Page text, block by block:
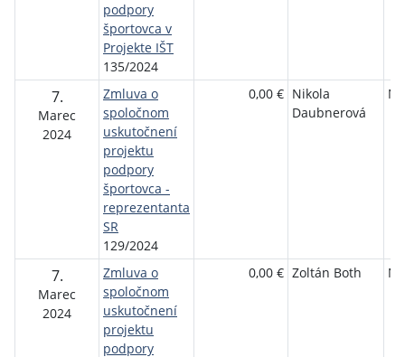
podpory
športovca v
Projekte IŠT
135/2024
7.
Marec
2024
Zmluva o
spoločnom
uskutočnení
projektu
podpory
športovca -
reprezentanta
SR
129/2024
0,00 € Nikola
Daubnerová
7.
Marec
2024
Zmluva o
spoločnom
uskutočnení
projektu
podpory
0,00 € Zoltán Both